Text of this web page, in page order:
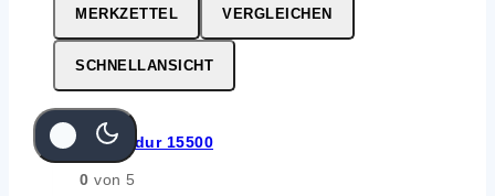
MERKZETTEL VERGLEICHEN
SCHNELLANSICHT
Hempadur 15500
0 von 5